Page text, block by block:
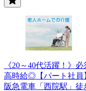
《20～40代活躍！》
高時給◎【パート社員
阪急電車「西院駅」徒